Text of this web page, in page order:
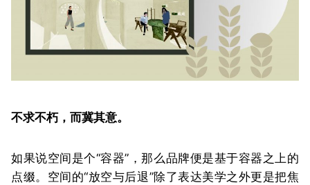
不求不朽，而冀其意。
如果说空间是个“容器”，那么品牌便是基于容器之上的
点缀。空间的“放空与后退”除了表达美学之外更是把焦